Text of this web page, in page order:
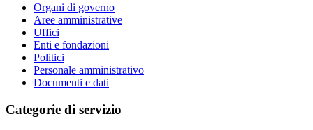
Organi di governo
Aree amministrative
Uffici
Enti e fondazioni
Politici
Personale amministrativo
Documenti e dati
Categorie di servizio